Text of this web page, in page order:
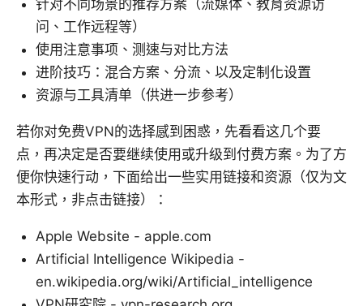
针对不同场景的推荐方案（流媒体、教育资源访
问、工作远程等）
使用注意事项、测速与对比方法
进阶技巧：混合方案、分流、以及定制化设置
资源与工具清单（供进一步参考）
若你对免费VPN的选择感到困惑，先看看这几个要
点，再决定是否要继续使用或升级到付费方案。为了方
便你快速行动，下面给出一些实用链接和资源（仅为文
本形式，非点击链接）：
Apple Website - apple.com
Artificial Intelligence Wikipedia -
en.wikipedia.org/wiki/Artificial_intelligence